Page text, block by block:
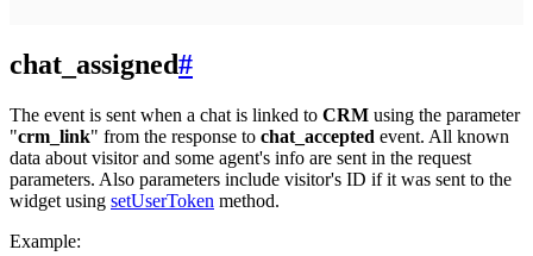
chat_assigned#
The event is sent when a chat is linked to CRM using the parameter
"crm_link" from the response to chat_accepted event. All known
data about visitor and some agent's info are sent in the request
parameters. Also parameters include visitor's ID if it was sent to the
widget using setUserToken method.
Example: